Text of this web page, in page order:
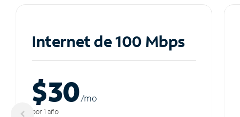
Internet de 100 Mbps
$30/mo
por 1 año